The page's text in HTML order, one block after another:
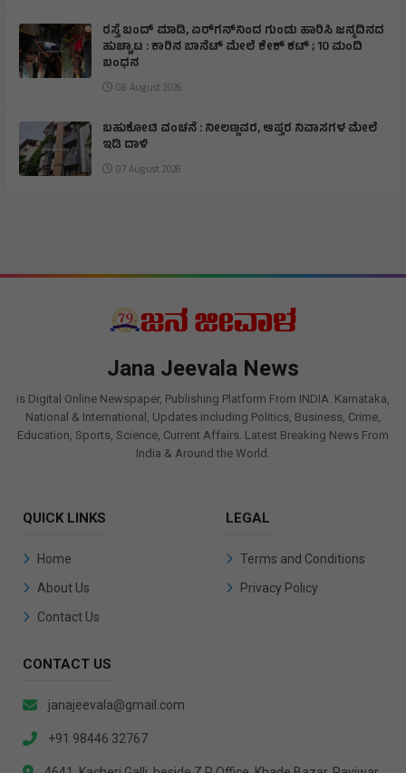
ರಸ್ತೆ ಬಂದ್ ಮಾಡಿ, ಏರ್‌ಗನ್‌ನಿಂದ ಗುಂಡು ಹಾರಿಸಿ ಜನ್ಮದಿನದ
ಹುಚ್ಚಾಟ : ಕಾರಿನ ಬಾನೆಟ್ ಮೇಲೆ ಕೇಕ್ ಕಟ್‌ ; 10 ಮಂದಿ
ಬಂಧನ
08 August 2026
ಬಹುಕೋಟಿ ವಂಚನೆ : ನೀಲಣ್ಣವರ, ಆಪ್ತರ ನಿವಾಸಗಳ ಮೇಲೆ
ಇಡಿ ದಾಳಿ
07 August 2026
Jana Jeevala News
is Digital Online Newspaper, Publishing Platform From INDIA. Karnataka,
National & International, Updates including Politics, Business, Crime,
Education, Sports, Science, Current Affairs. Latest Breaking News From
India & Around the World.
QUICK LINKS
Home
About Us
Contact Us
LEGAL
Terms and Conditions
Privacy Policy
CONTACT US
janajeevala@gmail.com
+91 98446 32767